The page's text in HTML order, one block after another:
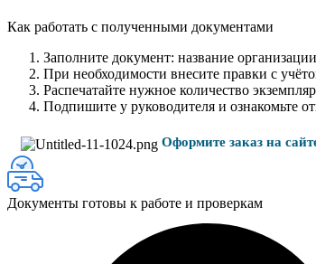
Как работать с полученными документами
Заполните документ: название
При необходимости внесите правки с
Распечатайте нужное количество
Подпишите у руководителя и ознакомьте
Оформите заказ на
Документы готовы к работе и проверкам